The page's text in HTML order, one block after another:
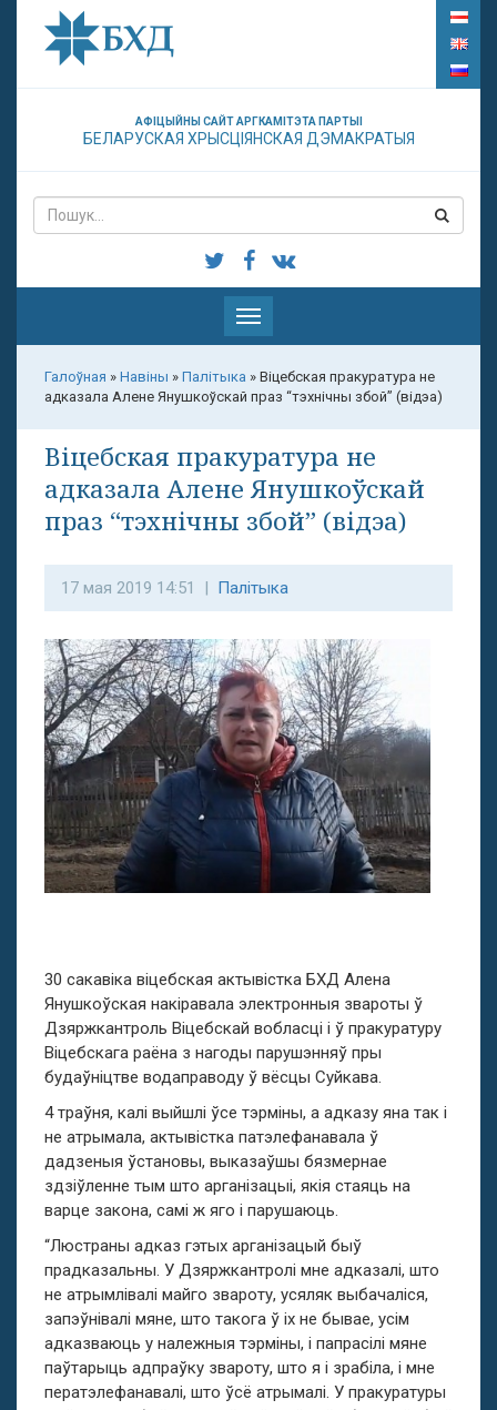
АФІЦЫЙНЫ САЙТ АРГКАМІТЭТА ПАРТЫІ
БЕЛАРУСКАЯ ХРЫСЦІЯНСКАЯ ДЭМАКРАТЫЯ
Паказаць
меню
Галоўная » Навіны » Палітыка » Віцебская пракуратура не
адказала Алене Янушкоўскай праз “тэхнічны збой” (відэа)
Віцебская пракуратура не
адказала Алене Янушкоўскай
праз “тэхнічны збой” (відэа)
17 мая 2019 14:51 | Палітыка
30 сакавіка віцебская актывістка БХД Алена
Янушкоўская накіравала электронныя звароты ў
Дзяржкантроль Віцебскай вобласці і ў пракуратуру
Віцебскага раёна з нагоды парушэнняў пры
будаўніцтве водаправоду ў вёсцы Суйкава.
4 траўня, калі выйшлі ўсе тэрміны, а адказу яна так і
не атрымала, актывістка патэлефанавала ў
дадзеныя ўстановы, выказаўшы бязмернае
здзіўленне тым што арганізацыі, якія стаяць на
варце закона, самі ж яго і парушаюць.
“Люстраны адказ гэтых арганізацый быў
прадказальны. У Дзяржкантролі мне адказалі, што
не атрымлівалі майго звароту, усяляк выбачаліся,
запэўнівалі мяне, што такога ў іх не бывае, усім
адказваюць у належныя тэрміны, і папрасілі мяне
паўтарыць адпраўку звароту, што я і зрабіла, і мне
ператэлефанавалі, што ўсё атрымалі. У пракуратуры